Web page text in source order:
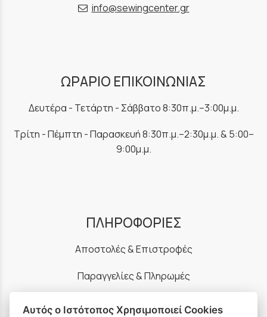
info@sewingcenter.gr
ΩΡΑΡΙΟ ΕΠΙΚΟΙΝΩΝΙΑΣ
Δευτέρα - Τετάρτη - Σάββατο 8:30π.μ.–3:00μ.μ.
Τρίτη - Πέμπτη - Παρασκευή 8:30π.μ.–2:30μ.μ. & 5:00–
9:00μ.μ.
ΠΛΗΡΟΦΟΡΙΕΣ
Αποστολές & Επιστροφές
Παραγγελίες & Πληρωμές
Αυτός ο Ιστότοπος Χρησιμοποιεί Cookies